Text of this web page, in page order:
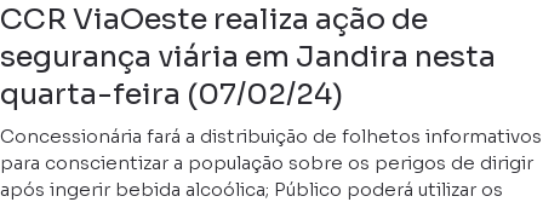
CCR ViaOeste realiza ação de
segurança viária em Jandira nesta
quarta-feira (07/02/24)
Concessionária fará a distribuição de folhetos informativos
para conscientizar a população sobre os perigos de dirigir
após ingerir bebida alcoólica; Público poderá utilizar os